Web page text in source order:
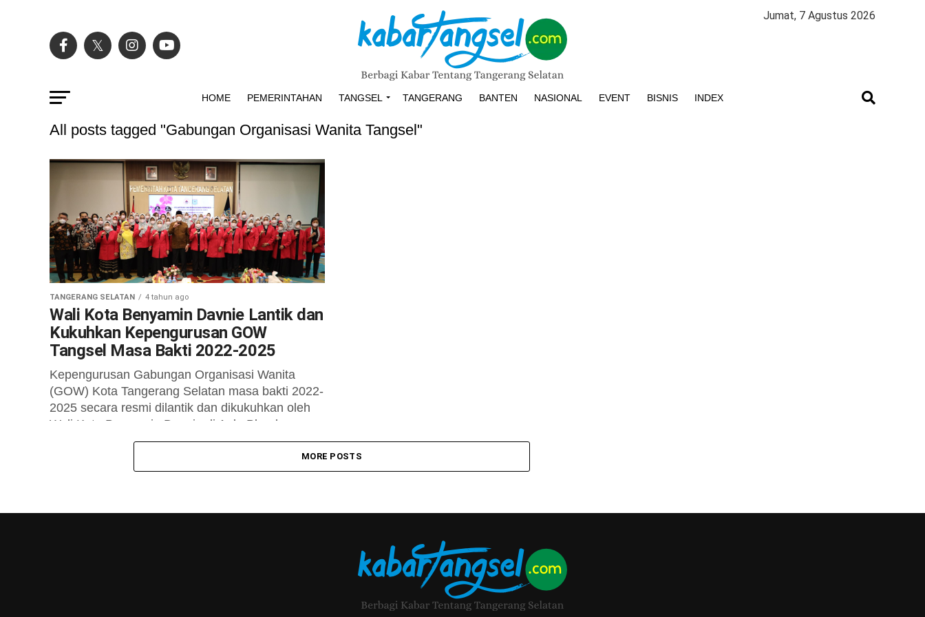
Jumat, 7 Agustus 2026
HOME PEMERINTAHAN TANGSEL TANGERANG BANTEN NASIONAL EVENT BISNIS INDEX
All posts tagged "Gabungan Organisasi Wanita Tangsel"
TANGERANG SELATAN 4 tahun ago
Wali Kota Benyamin Davnie Lantik dan
Kukuhkan Kepengurusan GOW
Tangsel Masa Bakti 2022-2025
Kepengurusan Gabungan Organisasi Wanita
(GOW) Kota Tangerang Selatan masa bakti 2022-
2025 secara resmi dilantik dan dikukuhkan oleh
Wali Kota Benyamin Davnie di Aula Blandongan,
Puspemkot Tangsel,...
MORE POSTS